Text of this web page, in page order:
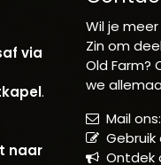
Wil je
Zin om
Old Farm?
we
Mail ons:
Gebruik
Ontdek
via
.
naar